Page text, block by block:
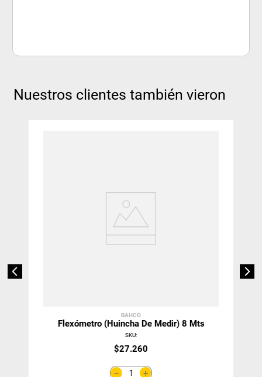
Nuestros clientes también vieron
BAHCO
Flexómetro (Huincha De Medir) 8 Mts
SKU:
$27.260
＋
－